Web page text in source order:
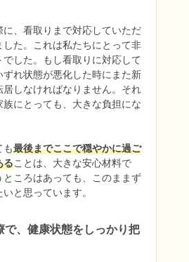
に、看取りまで対応していただ
た。これは私たちにとって非
した。もし看取りに対応して
れ状態が悪化した時にまた新
居しなければなりません。それ
にとっても、大きな負担にな
も最後までここで穏やかに過ご
ることは、大きな安心材料で
ころはあっても、このままず
と思っています。
で、健康状態をしっかり把